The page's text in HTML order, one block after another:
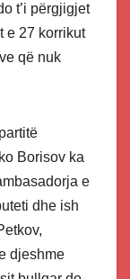
t’i përgjigjet
e 27 korrikut
që nuk
Borisov ka
e
dhe ish
djeshme